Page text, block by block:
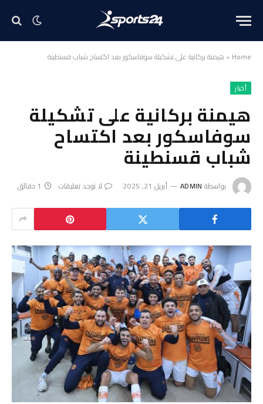
Home
» هيمنة بركانية على تشكيلة سوفاسكور بعد اكتساح شباب قسنطينة
أخبار
هيمنة بركانية على تشكيلة
سوفاسكور بعد اكتساح
شباب قسنطينة
بواسطة ADMIN أبريل 21, 2025 لا توجد تعليقات 1 دقائق